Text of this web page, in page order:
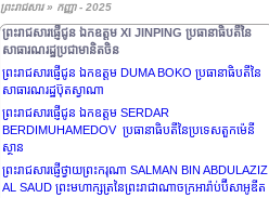
ព្រះរាជសារ » កញ្ញា - 2025
CHRISTODOULIDES ប្រធានាធិបតីនៃសាធារណរដ្ឋស៊ីប
ព្រះរាជសារផ្ញើជូន ឯកឧត្តម XI JINPING ប្រធានាធិបតីនៃ
សាធារណរដ្ឋប្រជាមានិតចិន
ព្រះរាជសារផ្ញើជូន ឯកឧត្តម DUMA BOKO ប្រធានាធិបតីនៃ
សាធារណរដ្ឋប៊ុតស្វាណា
ព្រះរាជសារផ្ញើជូន ឯកឧត្តម SERDAR
BERDIMUHAMEDOV ប្រធានាធិបតីនៃប្រទេសតួកម៉េនី
ស្ថាន
ព្រះរាជសារផ្ញើថ្វាយព្រះករុណា SALMAN BIN ABDULAZIZ
AL SAUD ព្រះមហាក្សត្រនៃព្រះរាជាណាចក្រអារ៉ាប់ប៊ីសាអូឌីត